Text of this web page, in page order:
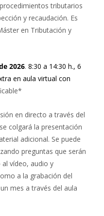
tributarios
y recaudación. Es
en Tributación y
2026. 8:30 a 14:30 h., 6
en aula virtual con
en directo a través del
colgará la presentación
adicional. Se puede
preguntas que serán
vídeo, audio y
a la grabación del
mes a través del aula